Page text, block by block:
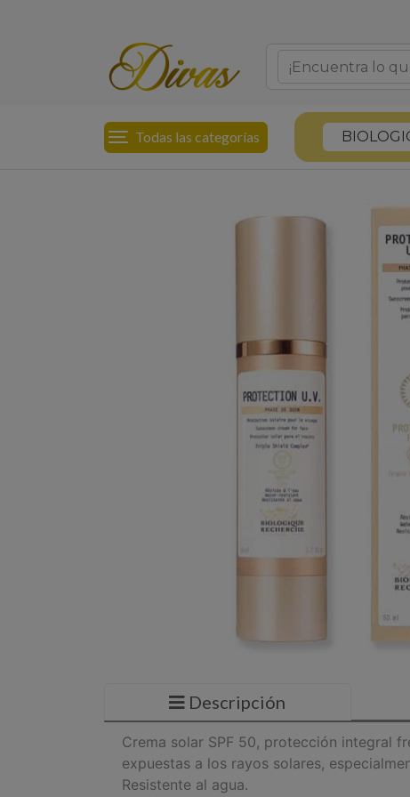
Todas las categorías
Descripción
Crema solar SPF 50, protección integral
expuestas a los rayos solares,
Resistente al agua.